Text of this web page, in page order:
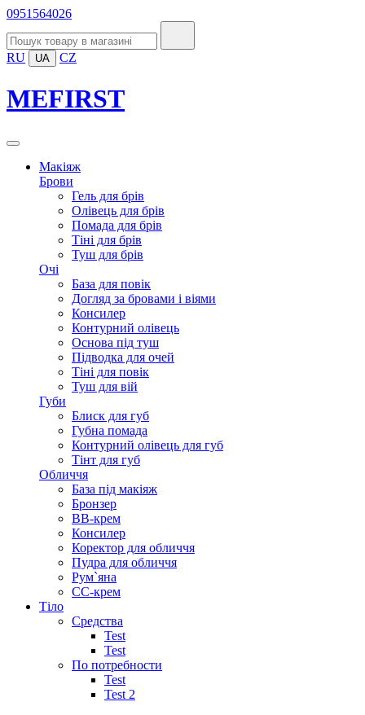
0951564026
RU UA CZ
MEFIRST
Макіяж
Брови
Гель для брів
Олівець для брів
Помада для брів
Тіні для брів
Туш для брів
Очі
База для повік
Догляд за бровами і віями
Консилер
Контурний олівець
Основа під туш
Підводка для очей
Тіні для повік
Туш для вій
Губи
Блиск для губ
Губна помада
Контурний олівець для губ
Тінт для губ
Обличчя
База під макіяж
Бронзер
ВВ-крем
Консилер
Коректор для обличчя
Пудра для обличчя
Рум`яна
СС-крем
Тіло
Средства
Test
Test
По потребности
Test
Test 2